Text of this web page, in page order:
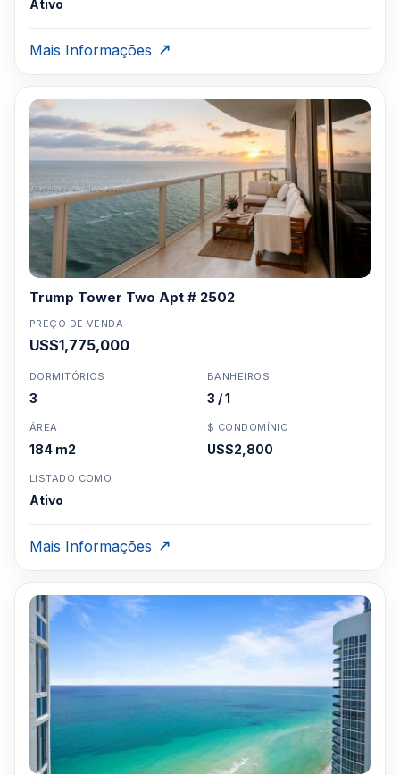
Clique aqui para mandar um email
WhatsApp um corretor em Miami +1 305 540
5744
Para Vendas ligar no telefone no Brasil SP 11-
Ativo
Mais Informações
Trump Tower Two Apt # 2502
PREÇO DE VENDA
US$1,775,000
DORMITÓRIOS
3
BANHEIROS
3 / 1
ÁREA
184 m2
$ CONDOMÍNIO
US$2,800
LISTADO COMO
Ativo
Mais Informações